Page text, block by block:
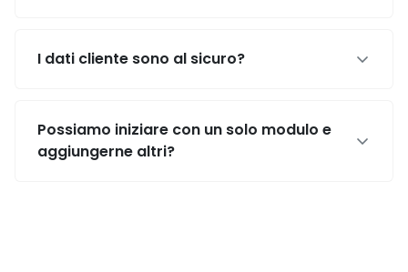
I dati cliente sono al sicuro?
Possiamo iniziare con un solo modulo e
aggiungerne altri?